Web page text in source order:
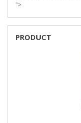
">
PRODUCT